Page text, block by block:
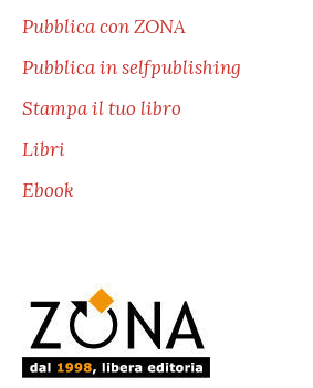
Pubblica con ZONA
Pubblica in selfpublishing
Stampa il tuo libro
Libri
Ebook